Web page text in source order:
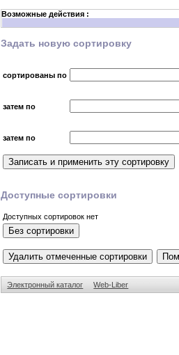
Возможные действия :
Задать новую сортировку
сортированы по
затем по
затем по
Доступные сортировки
Доступных сортировок нет
Электронный каталог Web-Liber